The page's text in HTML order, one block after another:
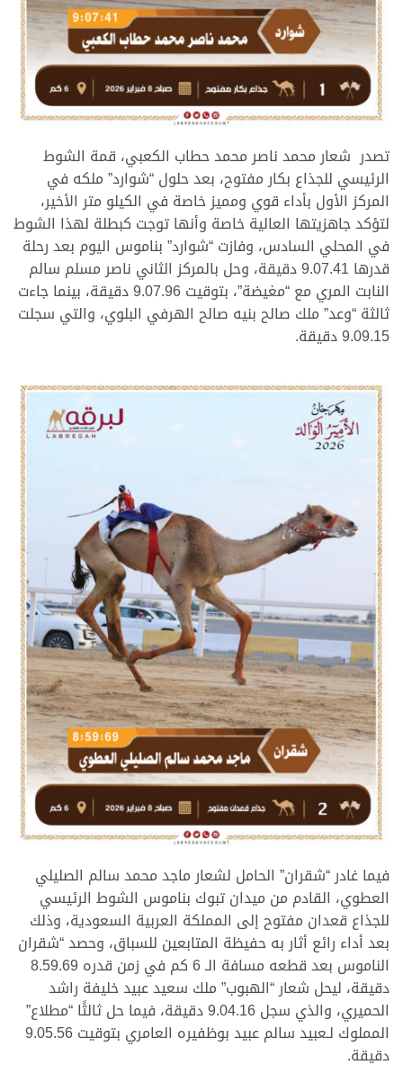
تصدر شعار محمد ناصر محمد حطاب الكعبي، قمة الشوط
الرئيسي للجذاع بكار مفتوح، بعد حلول “شوارد” ملكه في
المركز الأول بأداء قوي ومميز خاصة في الكيلو متر الأخير،
لتؤكد جاهزيتها العالية خاصة وأنها توجت كبطلة لهذا الشوط
في المحلي السادس، وفازت “شوارد” بناموس اليوم بعد رحلة
قدرها 9.07.41 دقيقة، وحل بالمركز الثاني ناصر مسلم سالم
النابت المري مع “مغيضة”، بتوقيت 9.07.96 دقيقة، بينما جاءت
ثالثة “وعد” ملك صالح بنيه صالح الهرفي البلوي، والتي سجلت
9.09.15 دقيقة.
فيما غادر “شقران” الحامل لشعار ماجد محمد سالم الصليلي
العطوي، القادم من ميدان تبوك بناموس الشوط الرئيسي
للجذاع قعدان مفتوح إلى المملكة العربية السعودية، وذلك
بعد أداء رائع أثار به حفيظة المتابعين للسباق، وحصد “شقران
الناموس بعد قطعه مسافة الـ 6 كم في زمن قدره 8.59.69
دقيقة، ليحل شعار “الهبوب” ملك سعيد عبيد خليفة راشد
الحميري، والذي سجل 9.04.16 دقيقة، فيما حل ثالثًا “مطلاع”
المملوك لـعبيد سالم عبيد بوظفيره العامري بتوقيت 9.05.56
دقيقة.